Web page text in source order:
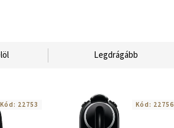
Legdrágább
Kód: 22753 Kód: 22756